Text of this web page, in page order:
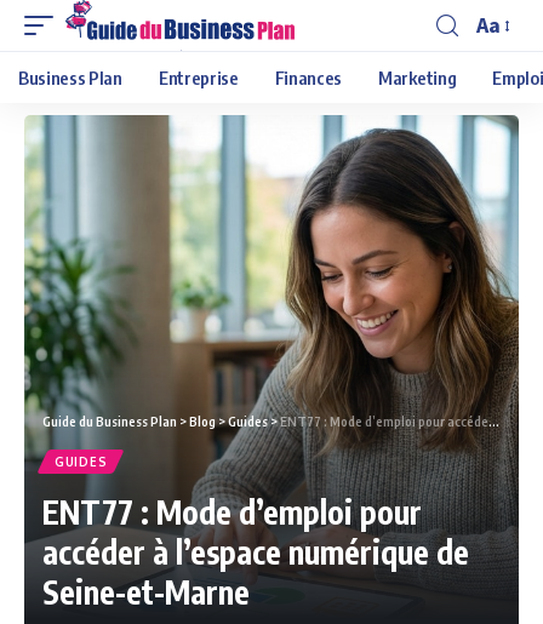
Aa
Business Plan Entreprise Finances Marketing
Guide du Business Plan >Blog >Guides>ENT77 : Mode d’emploi pour accéder à l’espace numérique de Seine-et-Marne
GUIDES
ENT77 : Mode d’emploi pour
accéder à l’espace numérique de
Seine-et-Marne